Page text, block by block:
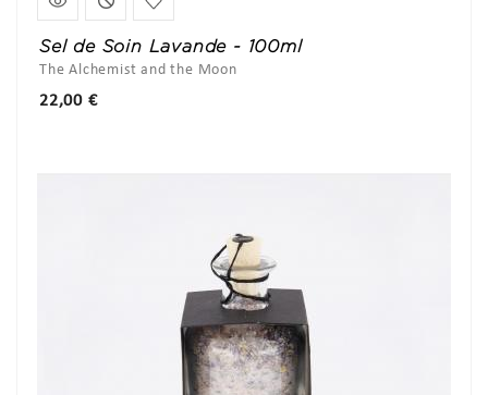
Sel de Soin Lavande - 100ml
The Alchemist and the Moon
22,00 €